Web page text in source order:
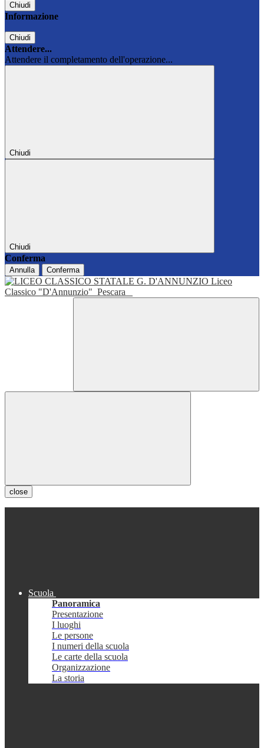
Chiudi
Informazione
Chiudi
Attendere...
Attendere il completamento dell'operazione...
Chiudi
Chiudi
Conferma
Annulla Conferma
Liceo
Classico "D'Annunzio" Pescara
close
Scuola
Panoramica
Presentazione
I luoghi
Le persone
I numeri della scuola
Le carte della scuola
Organizzazione
La storia